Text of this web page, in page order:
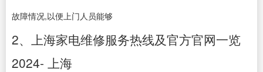
故障情况,以便上门人员能够
2、上海家电维修服务热线及官方官网一览
2024- 上海